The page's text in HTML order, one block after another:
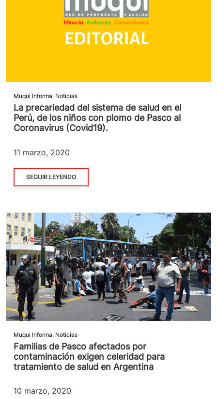
Muqui Informa, Noticias
La precariedad del sistema de salud en el
Perú, de los niños con plomo de Pasco al
Coronavirus (Covid19).
11 marzo, 2020
SEGUIR LEYENDO
Muqui Informa, Noticias
Familias de Pasco afectados por
contaminación exigen celeridad para
tratamiento de salud en Argentina
10 marzo, 2020